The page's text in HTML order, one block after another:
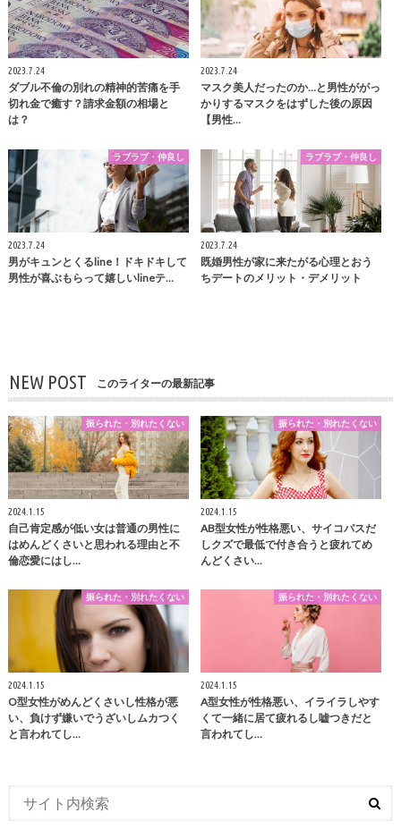
2023.7.24
ダブル不倫の別れの精神的苦痛を手
切れ金で癒す？請求金額の相場と
は？
2023.7.24
マスク美人だったのか…と男性ががっ
かりするマスクをはずした後の原因
【男性…
ラブラブ・仲良し
2023.7.24
男がキュンとくるline！ドキドキして
男性が喜ぶもらって嬉しいlineテ…
ラブラブ・仲良し
2023.7.24
既婚男性が家に来たがる心理とおう
ちデートのメリット・デメリット
NEW POST このライターの最新記事
振られた・別れたくない
2024.1.15
自己肯定感が低い女は普通の男性に
はめんどくさいと思われる理由と不
倫恋愛にはし…
振られた・別れたくない
2024.1.15
AB型女性が性格悪い、サイコパスだ
しクズで最低で付き合うと疲れてめ
んどくさい…
振られた・別れたくない
2024.1.15
O型女性がめんどくさいし性格が悪
い、負けず嫌いでうざいしムカつく
と言われてし…
振られた・別れたくない
2024.1.15
A型女性が性格悪い、イライラしやす
くて一緒に居て疲れるし嘘つきだと
言われてし…